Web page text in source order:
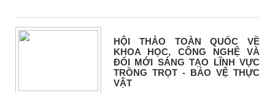
HỘI THẢO TOÀN QUỐC VỀ
KHOA HỌC, CÔNG NGHỆ VÀ
ĐỔI MỚI SÁNG TẠO LĨNH VỰC
TRỒNG TRỌT - BẢO VỆ THỰC
VẬT